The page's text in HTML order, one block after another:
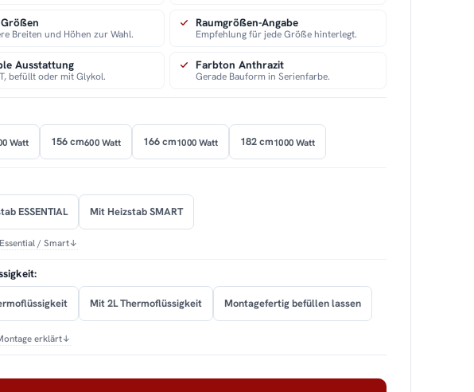
Breiten und Höhen zur Wahl.
Raumgrößen-Angabe
Empfehlung für jede Größe hinterlegt.
Ausstattung
befüllt oder mit Glykol.
Farbton Anthrazit
Gerade Bauform in Serienfarbe.
Watt 156 cm600 Watt 166 cm1000 Watt 182 cm1000 Watt
ESSENTIAL Mit Heizstab SMART
/ Smart↓
Mit 2L Thermoflüssigkeit Montagefertig befüllen lassen
erklärt↓